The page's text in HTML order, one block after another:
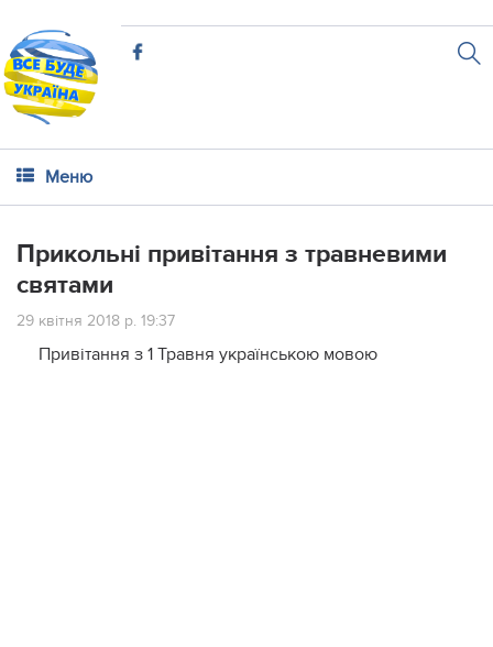
Меню
Прикольні привітання з травневими
святами
29 квітня 2018 р. 19:37
Привітання з 1 Травня українською мовою